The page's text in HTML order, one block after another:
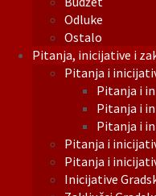
Odluke
Ostalo
Pitanja, inicijative i
Pitanja i
Pitanja i
Pitanja i
Pitanja i
Pitanja i
Pitanja i
Inicijative